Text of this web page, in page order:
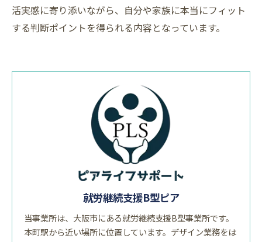
活実感に寄り添いながら、自分や家族に本当にフィット
する判断ポイントを得られる内容となっています。
就労継続支援B型ピア
当事業所は、大阪市にある就労継続支援B型事業所です。
本町駅から近い場所に位置しています。デザイン業務をは